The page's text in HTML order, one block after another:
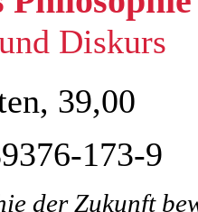
Diskurs
39,00 
173-9
der Zukunft